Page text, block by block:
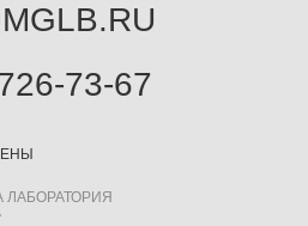
ЛАБОРАТОРИЯ
73-67